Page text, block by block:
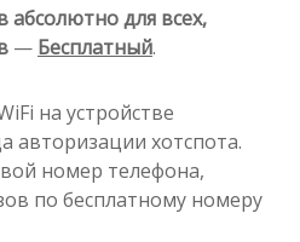
для всех,
— Бесплатный.
на устройстве
авторизации хотспота.
номер телефона,
по бесплатному номеру